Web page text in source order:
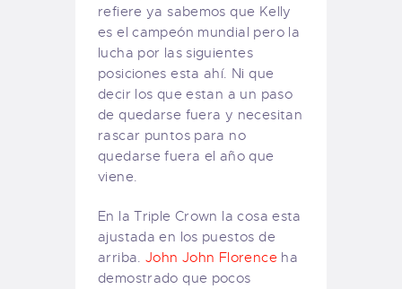
refiere ya sabemos que Kelly
es el campeón mundial pero la
lucha por las siguientes
posiciones esta ahí. Ni que
decir los que estan a un paso
de quedarse fuera y necesitan
rascar puntos para no
quedarse fuera el año que
viene.
En la Triple Crown la cosa esta
ajustada en los puestos de
arriba.John John Florenceha
demostrado que pocos